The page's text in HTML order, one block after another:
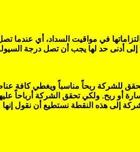
في مواقيت السداد، أي عندما
أدنى حد لها يجب أن تصل درجة
للشركة ربحاً مناسباً ويغطي كافة
أو ربح. ولكي تحقق الشركة أرباحاً
إلى هذه النقطة نستطيع أن نقول